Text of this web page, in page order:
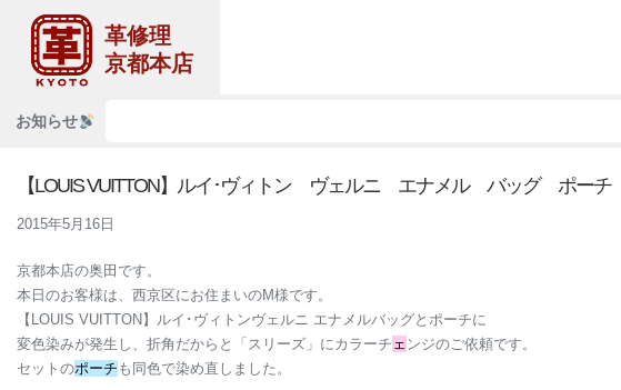
革修理
京都本店
お知らせ
【LOUIS VUITTON】ルイ･ヴィトン ヴェルニ エナメル バッグ ポ
2015年5月16日
京都本店の奥田です。
本日のお客様は、西京区にお住まいのM様です。
【LOUIS VUITTON】ルイ･ヴィトンヴェルニ エナメルバッグとポーチに
変色染みが発生し、折角だからと「スリーズ」にカラーチ ェ ンジのご依頼です。
セットのポーチ も同色で染め直しました。